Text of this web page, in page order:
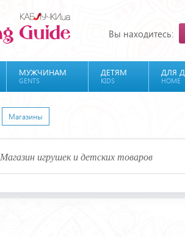
Вы находитесь:
МУЖЧИНАМ
GENTS
ДЕТЯМ
KIDS
ДЛЯ
HOME
Магазины
Магазин игрушек и детских товаров